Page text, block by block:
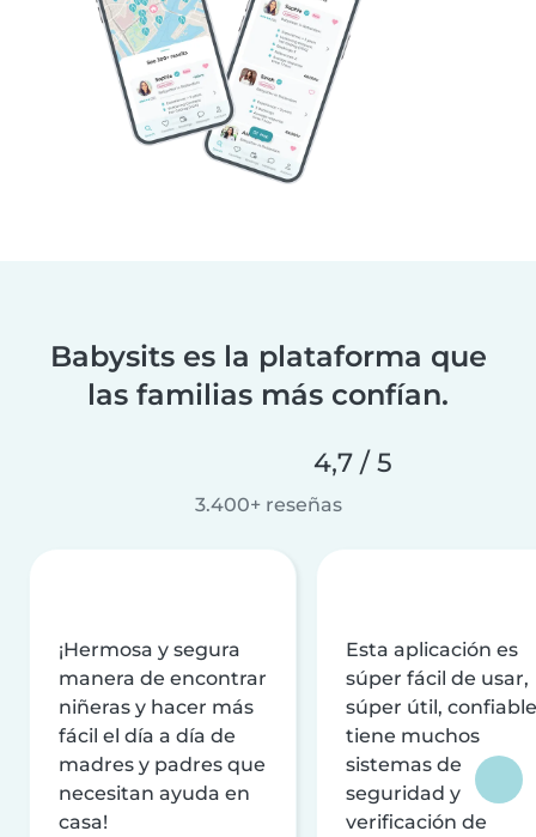
Babysits es la plataforma que
las familias más confían.
4,7 / 5
3.400+ reseñas
¡Hermosa y segura
manera de encontrar
niñeras y hacer más
fácil el día a día de
madres y padres que
necesitan ayuda en
casa!
Esta aplicación es
súper fácil de usar,
súper útil,
tiene muchos
sistemas de
seguridad y
verificación de